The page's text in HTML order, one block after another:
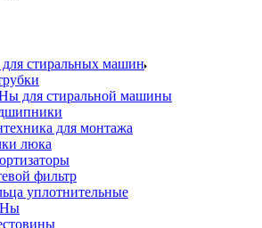
для стиральных машин
для стиральной машины
для монтажа
люка
фильтр
уплотнительные